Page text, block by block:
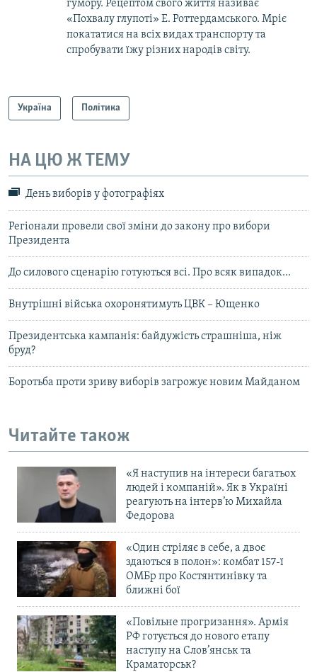
гумору. Рецептом свого життя називає
«Похвалу глупоті» Е. Роттердамського. Мріє
покататися на всіх видах транспорту та
спробувати їжу різних народів світу.
Україна Політика
НА ЦЮ Ж ТЕМУ
День виборів у фотографіях
Регіонали провели свої зміни до закону про вибори
Президента
До силового сценарію готуються всі. Про всяк випадок...
Внутрішні війська охоронятимуть ЦВК – Ющенко
Президентська кампанія: байдужість страшніша, ніж
бруд?
Боротьба проти зриву виборів загрожує новим Майданом
Читайте також
«Я наступив на інтереси багатьох
людей і компаній». Як в Україні
реагують на інтерв’ю Михайла
Федорова
«Один стріляє в себе, а двоє
здаються в полон»: комбат 157-ї
ОМБр про Костянтинівку та
ближні бої
«Повільне прогризання». Армія
РФ готується до нового етапу
наступу на Слов’янськ та
Краматорськ?